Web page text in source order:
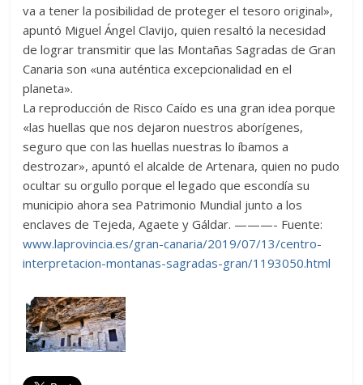
va a tener la posibilidad de proteger el tesoro original»,
apuntó Miguel Ángel Clavijo, quien resaltó la necesidad
de lograr transmitir que las Montañas Sagradas de Gran
Canaria son «una auténtica excepcionalidad en el
planeta».
La reproducción de Risco Caído es una gran idea porque
«las huellas que nos dejaron nuestros aborígenes,
seguro que con las huellas nuestras lo íbamos a
destrozar», apuntó el alcalde de Artenara, quien no pudo
ocultar su orgullo porque el legado que escondía su
municipio ahora sea Patrimonio Mundial junto a los
enclaves de Tejeda, Agaete y Gáldar. ———- Fuente:
www.laprovincia.es/gran-canaria/2019/07/13/centro-
interpretacion-montanas-sagradas-gran/1193050.html